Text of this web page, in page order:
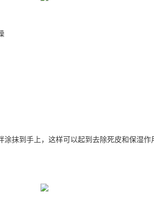
涂抹到手上，这样可以起到去除死皮和保湿作